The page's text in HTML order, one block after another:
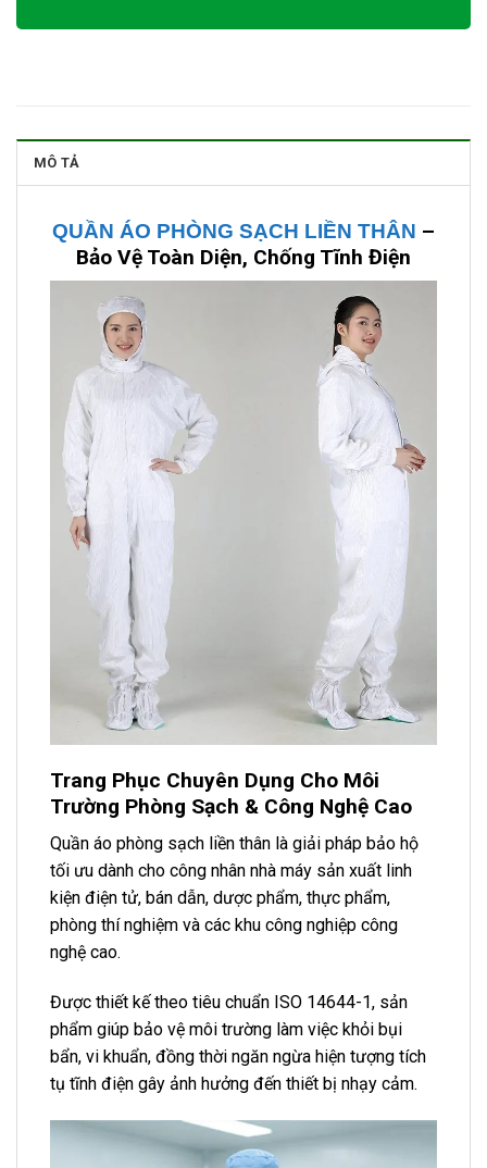
MÔ TẢ
QUẦN ÁO PHÒNG SẠCH LIỀN THÂN –
Bảo Vệ Toàn Diện, Chống Tĩnh Điện
Trang Phục Chuyên Dụng Cho Môi
Trường Phòng Sạch & Công Nghệ Cao
Quần áo phòng sạch liền thân là giải pháp bảo hộ
tối ưu dành cho công nhân nhà máy sản xuất linh
kiện điện tử, bán dẫn, dược phẩm, thực phẩm,
phòng thí nghiệm và các khu công nghiệp công
nghệ cao.
Được thiết kế theo tiêu chuẩn ISO 14644-1, sản
phẩm giúp bảo vệ môi trường làm việc khỏi bụi
bẩn, vi khuẩn, đồng thời ngăn ngừa hiện tượng tích
tụ tĩnh điện gây ảnh hưởng đến thiết bị nhạy cảm.